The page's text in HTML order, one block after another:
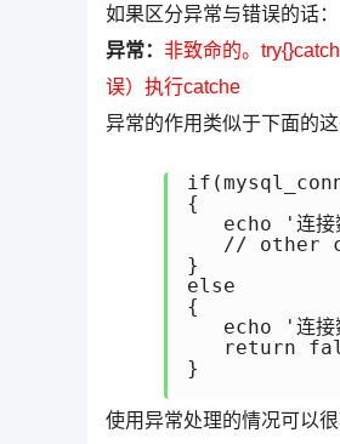
如果区分异常与错误的话：
异常： 非致命的。
误）执行catche
异常的作用类似于下面的这
{
echo '连接
// other
}
else
{
echo '连接
return
}
使用异常处理的情况可以